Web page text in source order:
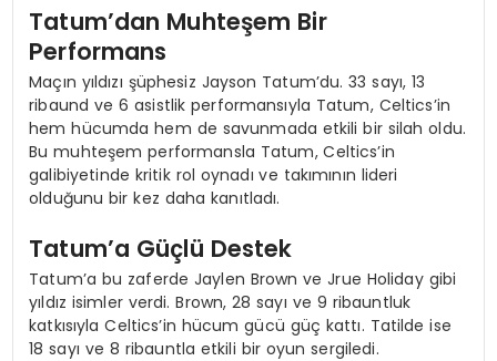
Tatum’dan Muhteşem Bir
Performans
Maçın yıldızı şüphesiz Jayson Tatum’du. 33 sayı, 13
ribaund ve 6 asistlik performansıyla Tatum, Celtics’in
hem hücumda hem de savunmada etkili bir silah oldu.
Bu muhteşem performansla Tatum, Celtics’in
galibiyetinde kritik rol oynadı ve takımının lideri
olduğunu bir kez daha kanıtladı.
Tatum’a Güçlü Destek
Tatum’a bu zaferde Jaylen Brown ve Jrue Holiday gibi
yıldız isimler verdi. Brown, 28 sayı ve 9 ribauntluk
katkısıyla Celtics’in hücum gücü güç kattı. Tatilde ise
18 sayı ve 8 ribauntla etkili bir oyun sergiledi.